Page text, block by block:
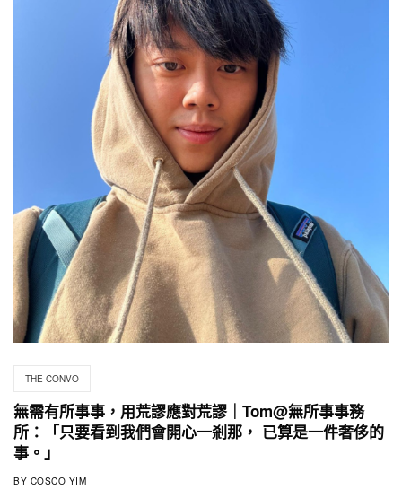
THE CONVO
無需有所事事，用荒謬應對荒謬｜Tom@無所事事務
所：「只要看到我們會開心一剎那， 已算是一件奢侈的
事。」
BY COSCO YIM